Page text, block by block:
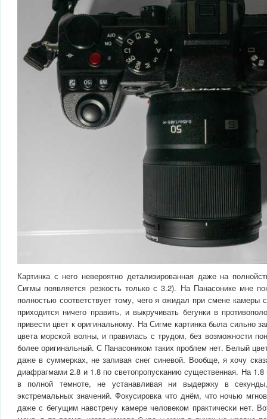
Картинка с него невероятно детализированная даже на
Сигмы появляется резкость только с 3.2). На Панасонике мне
полностью соответствует тому, чего я ожидал при смене
приходится ничего править, и выкручивать бегунки в
привести цвет к оригинальному. На Сигме картинка была сильно
цвета морской волны, и правилась с трудом, без возможности
более оригинальный. С Панасоником таких проблем нет. Белый
даже в суммерках, не заливая снег синевой. Вообще, я хочу
диафрагмами 2.8 и 1.8 по светопропусканию существенная. На 1.8
в полной темноте, не устанавливая ни выдержку в
экстремальных значений. Фокусировка что днём, что ночью
даже с бегущим навстречу камере человеком практически нет.